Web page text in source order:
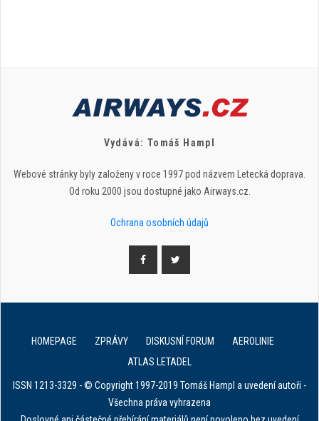
Vydává: Tomáš Hampl
Webové stránky byly založeny v roce 1997 pod názvem Letecká doprava.
Od roku 2000 jsou dostupné jako Airways.cz.
Ochrana osobních údajů
HOMEPAGE ZPRÁVY DISKUSNÍ FORUM
AEROLINIE
ATLAS LETADEL
ISSN 1213-3329 - © Copyright 1997-2019 Tomáš Hampl a uvedení autoři -
Všechna práva vyhrazena